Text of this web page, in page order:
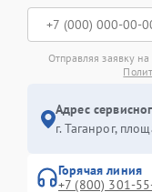
Отправляя заявку
Адрес
г. Таганрог,
Горячая линия
+7 (800) 301-